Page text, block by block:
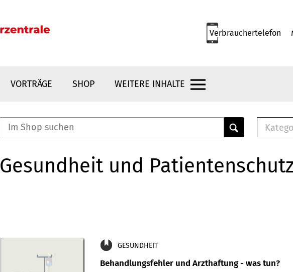
Verbrauchertelefon
VORTRÄGE SHOP WEITERE INHALTE
E-
Gesundheit und
GESUNDHEIT
Behandlungsfehler und Arzthaftung - was tun?